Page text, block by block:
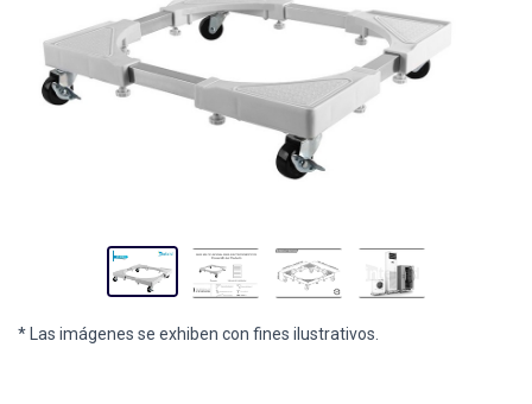
* Las imágenes se exhiben con fines ilustrativos.